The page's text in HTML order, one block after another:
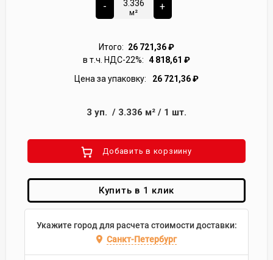
-
м²
+
Итого: 26 721,36₽
в т.ч. НДС-22%: 4 818,61 ₽
Цена за упаковку:
26 721,36₽
3 уп. / 3.336 м² / 1 шт.
Добавить в корзиину
Купить в 1 клик
Укажите город для расчета стоимости доставки:
Санкт-Петербург